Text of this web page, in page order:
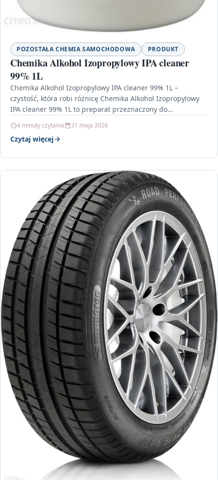
POZOSTAŁA CHEMIA SAMOCHODOWA PRODUKT
Chemika Alkohol Izopropylowy IPA cleaner
99% 1L
Chemika Alkohol Izopropylowy IPA cleaner 99% 1L –
czystość, która robi różnicę Chemika Alkohol Izopropylowy
IPA cleaner 99% 1L to preparat przeznaczony do
4 minuty czytania 31 maja 2026
Czytaj więcej